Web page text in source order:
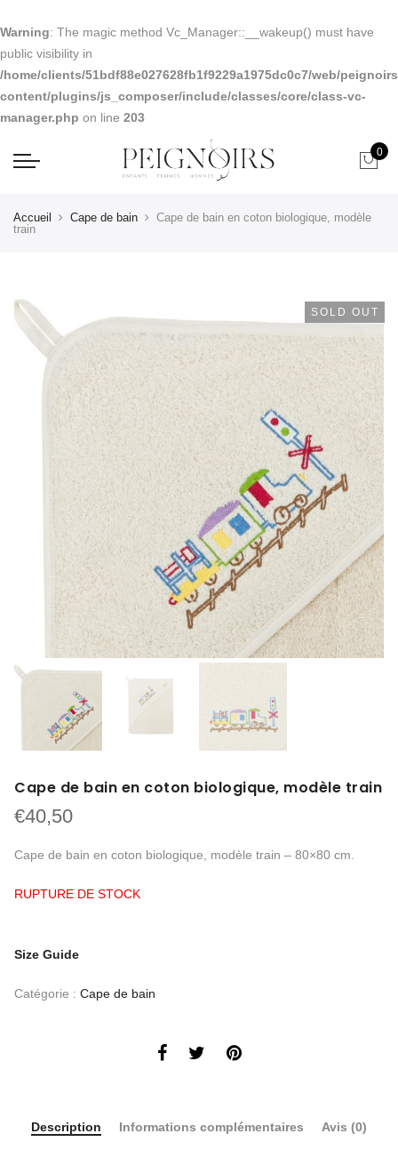
Warning: The magic method Vc_Manager::__wakeup() must have
public visibility in
/home/clients/51bdf88e027628fb1f9229a1975dc0c7/web/
content/plugins/js_composer/include/classes/core/class-vc-
manager.php on line 203
0
Accueil Cape de bain
Cape de bain en coton biologique, modèle
train
SOLD OUT
Cape de bain en coton biologique, modèle train
€40,50
Cape de bain en coton biologique, modèle train – 80×80 cm.
RUPTURE DE STOCK
Size Guide
Catégorie : Cape de bain
Description Informations complémentaires Avis (0)